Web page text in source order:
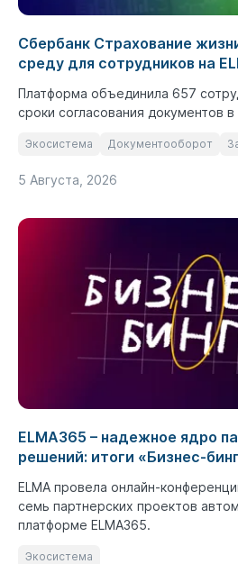
Сбербанк Страхование
среду для сотрудников на
Платформа объединила 657
сроки согласования документов в
Экосистема Документооборот
5 Августа, 2026
ELMA365 – надежное ядро
решений: итоги «Бизнес-
ELMA провела онлайн-
семь партнерских проектов
платформе ELMA365.
Экосистема